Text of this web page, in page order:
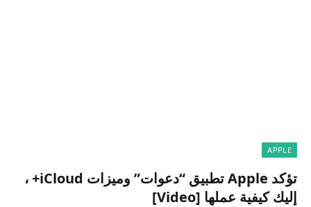
APPLE
تؤكد Apple تطبيق “دعوات” وميزات iCloud+ ،
إليك كيفية عملها [Video]